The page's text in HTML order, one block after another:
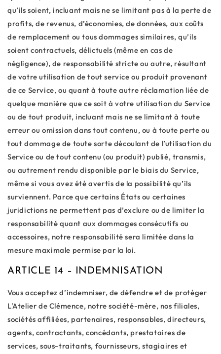
qu’ils soient, incluant mais ne se limitant pas à la perte de
profits, de revenus, d’économies, de données, aux coûts
de remplacement ou tous dommages similaires, qu’ils
soient contractuels, délictuels (même en cas de
négligence), de responsabilité stricte ou autre, résultant
de votre utilisation de tout service ou produit provenant
de ce Service, ou quant à toute autre réclamation liée de
quelque manière que ce soit à votre utilisation du Service
ou de tout produit, incluant mais ne se limitant à toute
erreur ou omission dans tout contenu, ou à toute perte ou
tout dommage de toute sorte découlant de l’utilisation du
Service ou de tout contenu (ou produit) publié, transmis,
ou autrement rendu disponible par le biais du Service,
même si vous avez été avertis de la possibilité qu’ils
surviennent. Parce que certains États ou certaines
juridictions ne permettent pas d’exclure ou de limiter la
responsabilité quant aux dommages consécutifs ou
accessoires, notre responsabilité sera limitée dans la
mesure maximale permise par la loi.
ARTICLE 14 – INDEMNISATION
Vous acceptez d’indemniser, de défendre et de protéger
L'Atelier de Clémence, notre société-mère, nos filiales,
sociétés affiliées, partenaires, responsables, directeurs,
agents, contractants, concédants, prestataires de
services, sous-traitants, fournisseurs, stagiaires et